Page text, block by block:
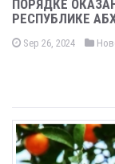
ПОРЯДКЕ
РЕСПУБЛИКЕ
Sep 26, 2024